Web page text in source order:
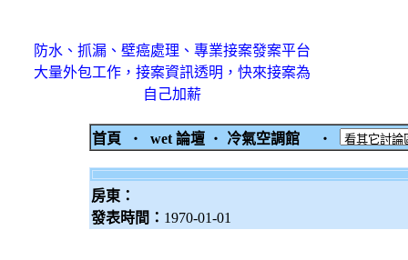
防水、抓漏、壁癌處理、專業接案發案平台
大量外包工作，接案資訊透明，快來接案為
自己加薪
首頁 ‧ wet 論壇 ‧ 冷氣空調館 ‧
房東：
發表時間： 1970-01-01